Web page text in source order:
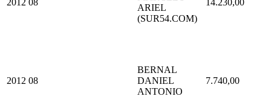
2012 08
ARIEL
(SUR54.COM)
14.230,00
2012 08
BERNAL
DANIEL
ANTONIO
7.740,00